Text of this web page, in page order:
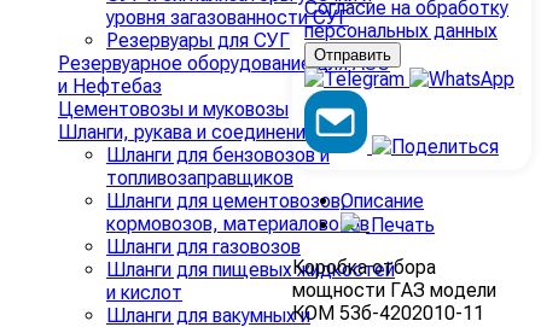
уровня загазованности СУГ
Резервуары для СУГ
Резервуарное оборудование для АЗС
и Нефтебаз
Цементовозы и муковозы
Шланги, рукава и соединения›
Шланги для бензовозов и
топливозаправщиков
Шланги для цементовозов,
кормовозов, материаловозов
Шланги для газовозов
Шланги для пищевых жидкостей
и кислот
Шланги для вакумных и
Согласие на обработку
персональных данных
Описание
Печать
Коробка отбора
мощности ГАЗ модели
КОМ 53б-4202010-11